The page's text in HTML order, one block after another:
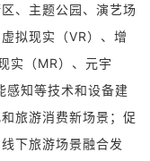
、主题公园、演艺场
拟现实（VR）、增
实（MR）、元宇
感知等技术和设备建
旅游消费新场景；促
下旅游场景融合发